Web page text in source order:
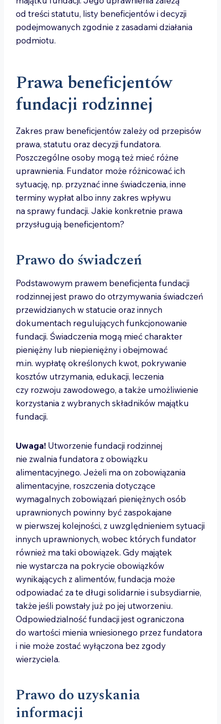
od treści statutu, listy beneficjentów i decyzji
podejmowanych zgodnie z zasadami działania
podmiotu.
Prawa beneficjentów
fundacji rodzinnej
Zakres praw beneficjentów zależy od przepisów
prawa, statutu oraz decyzji fundatora.
Poszczególne osoby mogą też mieć różne
uprawnienia. Fundator może różnicować ich
sytuację, np. przyznać inne świadczenia, inne
terminy wypłat albo inny zakres wpływu
na sprawy fundacji. Jakie konkretnie prawa
przysługują beneficjentom?
Prawo do świadczeń
Podstawowym prawem beneficjenta fundacji
rodzinnej jest prawo do otrzymywania świadczeń
przewidzianych w statucie oraz innych
dokumentach regulujących funkcjonowanie
fundacji. Świadczenia mogą mieć charakter
pieniężny lub niepieniężny i obejmować
m.in. wypłatę określonych kwot, pokrywanie
kosztów utrzymania, edukacji, leczenia
czy rozwoju zawodowego, a także umożliwienie
korzystania z wybranych składników majątku
fundacji.
Uwaga! Utworzenie fundacji rodzinnej
nie zwalnia fundatora z obowiązku
alimentacyjnego. Jeżeli ma on zobowiązania
alimentacyjne, roszczenia dotyczące
wymagalnych zobowiązań pieniężnych osób
uprawnionych powinny być zaspokajane
w pierwszej kolejności, z uwzględnieniem sytuacji
innych uprawnionych, wobec których fundator
również ma taki obowiązek. Gdy majątek
nie wystarcza na pokrycie obowiązków
wynikających z alimentów, fundacja może
odpowiadać za te długi solidarnie i subsydiarnie,
także jeśli powstały już po jej utworzeniu.
Odpowiedzialność fundacji jest ograniczona
do wartości mienia wniesionego przez fundatora
i nie może zostać wyłączona bez zgody
wierzyciela.
Prawo do uzyskania
informacji